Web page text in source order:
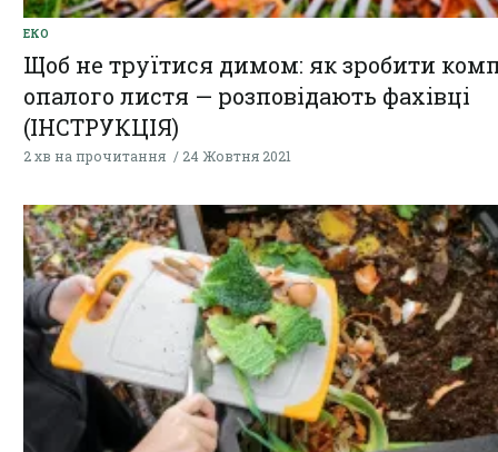
ЕКО
Щоб не труїтися димом: як зробити
опалого листя — розповідають фахівці
(ІНСТРУКЦІЯ)
2 хв на прочитання 24 Жовтня 2021